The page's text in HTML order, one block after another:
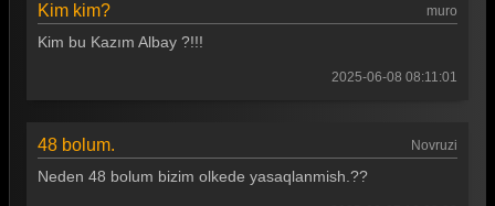
Teşkilat 61. Bölüm
Teşkilat 58. Bölüm
Teşkilat 57. Bölüm
Kim kim? muro
Kim bu Kazım Albay ?!!!
2025-06-08 08:11:01
48 bolum. Novruzi
Neden 48 bolum bizim olkede yasaqlanmish.??